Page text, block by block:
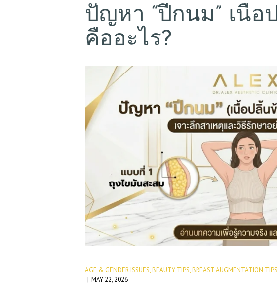
ปัญหา “ปีกนม” เนื้อ
คืออะไร?
AGE & GENDER ISSUES,BEAUTY TIPS,BREAST AUGMENTATION TIPS
MAY 22, 2026